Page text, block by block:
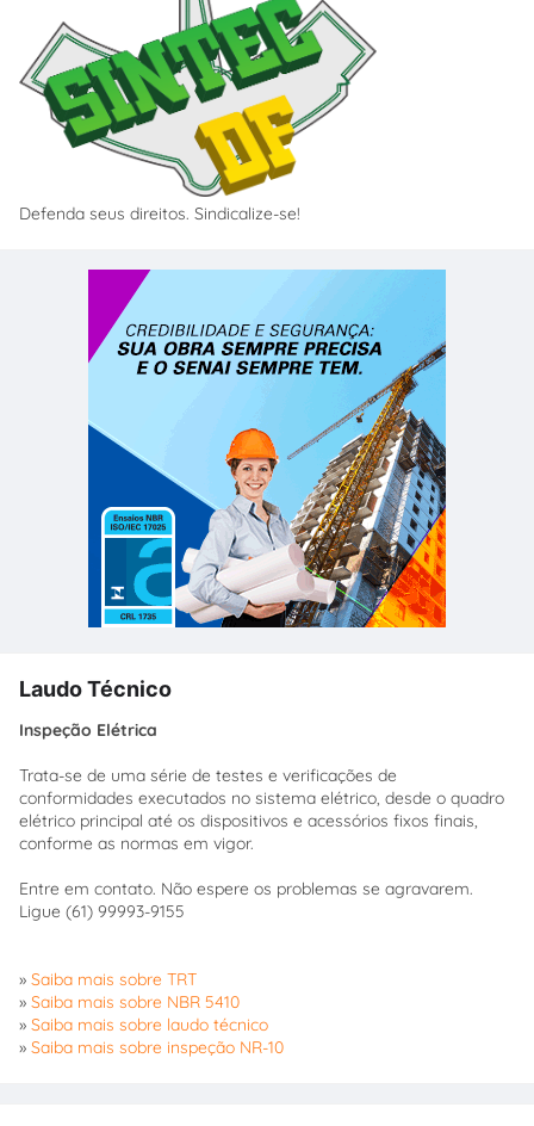
Defenda seus direitos. Sindicalize-se!
Laudo Técnico
Inspeção Elétrica
Trata-se de uma série de testes e verificações de
conformidades executados no sistema elétrico, desde o quadro
elétrico principal até os dispositivos e acessórios fixos finais,
conforme as normas em vigor.
Entre em contato. Não espere os problemas se agravarem.
Ligue (61) 99993-9155
» Saiba mais sobre TRT
» Saiba mais sobre NBR 5410
» Saiba mais sobre laudo técnico
» Saiba mais sobre inspeção NR-10